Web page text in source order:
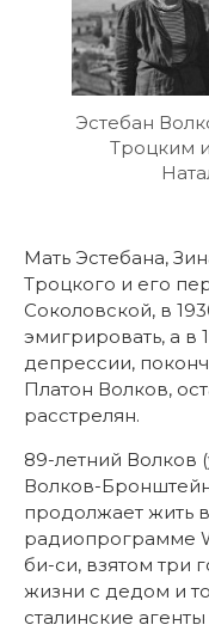
Эстебан
Троцким
Мать Эстебана,
Троцкого и его
Соколовской, в
эмигрировать, а в
депрессии,
Платон Волков,
расстрелян.
89-летний
Волков-
продолжает жить
радиопрограмме
би-си, взятом три
жизни с дедом и
сталинские